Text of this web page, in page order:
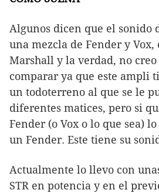
Algunos dicen que el sonido
una mezcla de Fender y Vox,
Marshall y la verdad, no creo
comparar ya que este ampli
un todoterreno al que se le
diferentes matices, pero si
Fender (o Vox o lo que sea)
un Fender. Este tiene su
Actualmente lo llevo con
STR en potencia y en el